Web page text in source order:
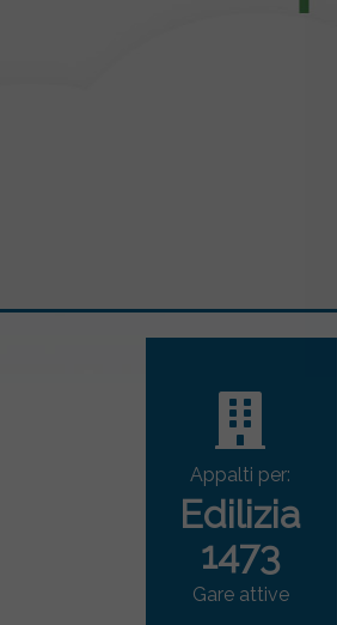
Appalti per:
Edilizia
1473
Gare attive